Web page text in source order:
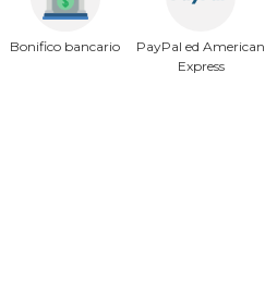
Bonifico bancario
PayPal ed American
Express